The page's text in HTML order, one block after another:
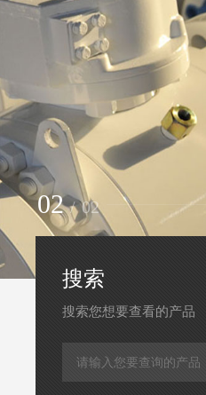
2/ 2
搜索
搜索您想要查看的产品